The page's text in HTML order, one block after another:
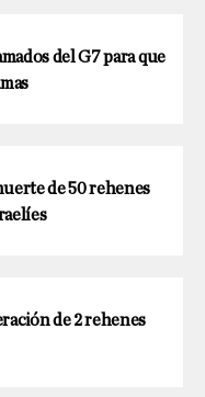
del G7 para que
de 50 rehenes
de 2 rehenes